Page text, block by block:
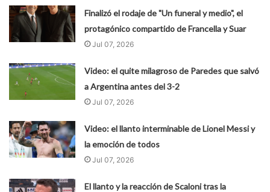
Finalizó el rodaje de "Un funeral y medio", el
protagónico compartido de Francella y Suar
Jul 07, 2026
Video: el quite milagroso de Paredes que salvó
a Argentina antes del 3-2
Jul 07, 2026
Video: el llanto interminable de Lionel Messi y
la emoción de todos
Jul 07, 2026
El llanto y la reacción de Scaloni tras la